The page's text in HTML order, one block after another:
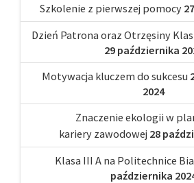
Szkolenie z pierwszej pomocy
Dzień Patrona oraz Otrzęsiny
29 października
Motywacja kluczem do sukcesu
2024
Znaczenie ekologii w
kariery zawodowej 28
Klasa III A na Politechnice
października